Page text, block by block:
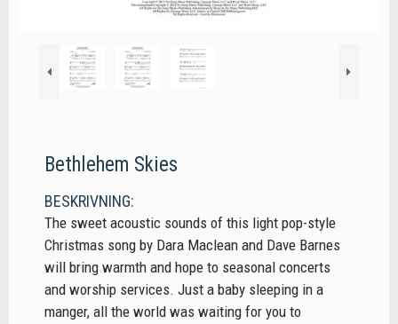
Bethlehem Skies
BESKRIVNING:
The sweet acoustic sounds of this light pop-style
Christmas song by Dara Maclean and Dave Barnes
will bring warmth and hope to seasonal concerts
and worship services. Just a baby sleeping in a
manger, all the world was waiting for you to